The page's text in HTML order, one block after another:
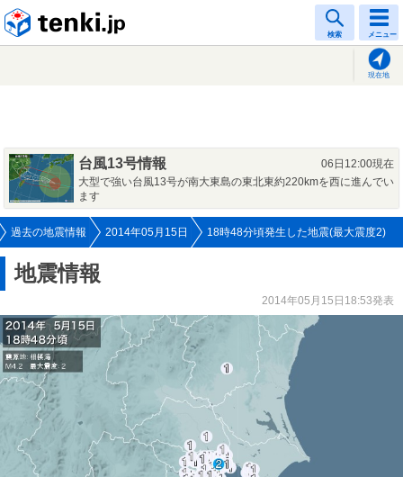
検索 メニュー
現在地
台風13号情報
06日12:00現在
大型で強い台風13号が南大東島の東北東約220kmを西に進んでい
ます
過去の地震情報 2014年05月15日 18時48分頃発生した地震(最大震度2)
地震情報
2014年05月15日18:53発表